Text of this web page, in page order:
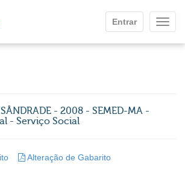
Entrar
- 2008 - SEMED-MA -
- Serviço Social
Alteração de Gabarito